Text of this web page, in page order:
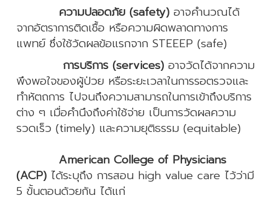
ความปลอดภัย (safety) อาจคำนวณได้
จากอัตราการติดเชื้อ หรือความผิดพลาดทางการ
แพทย์ ซึ่งใช้วัดผลข้อแรกจาก STEEEP (safe)
การบริการ (services) อาจวัดได้จากความ
พึงพอใจของผู้ป่วย หรือระยะเวลาในการรอตรวจและ
ทำหัตถการ ไปจนถึงความสามารถในการเข้าถึงบริการ
ต่าง ๆ เมื่อคำนึงถึงค่าใช้จ่าย เป็นการวัดผลความ
รวดเร็ว (timely) และความยุติธรรม (equitable)
American College of Physicians
(ACP) ได้ระบุถึง การสอน high value care ไว้ว่ามี
5 ขั้นตอนด้วยกัน ได้แก่